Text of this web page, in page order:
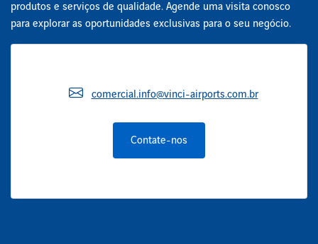
produtos e serviços de qualidade. Agende uma visita conosco
para explorar as oportunidades exclusivas para o seu negócio.
comercial.info@vinci-airports.com.br
Contate-nos